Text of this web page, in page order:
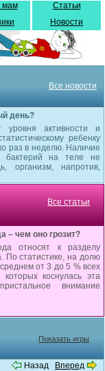
мам
Статьи
Новости
Все новости
день?
активности и
ребенку
раз в неделю. Наличие
бактерий на теле не
организм, напротив,
Все статьи
– чем оно грозит?
относят к разделу
По статистике, на долю
от 3 до 5 % всех
коснулась эта
внимание
Показать игры
Назад Вперед